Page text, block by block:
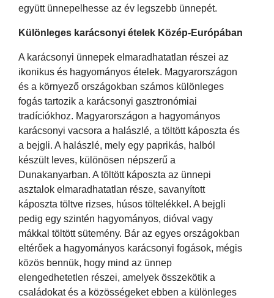
együtt ünnepelhesse az év legszebb ünnepét.
Különleges karácsonyi ételek Közép-Európában
A karácsonyi ünnepek elmaradhatatlan részei az
ikonikus és hagyományos ételek. Magyarországon
és a környező országokban számos különleges
fogás tartozik a karácsonyi gasztronómiai
tradíciókhoz. Magyarországon a hagyományos
karácsonyi vacsora a halászlé, a töltött káposzta és
a bejgli. A halászlé, mely egy paprikás, halból
készült leves, különösen népszerű a
Dunakanyarban. A töltött káposzta az ünnepi
asztalok elmaradhatatlan része, savanyított
káposzta töltve rizses, húsos töltelékkel. A bejgli
pedig egy szintén hagyományos, dióval vagy
mákkal töltött sütemény. Bár az egyes országokban
eltérőek a hagyományos karácsonyi fogások, mégis
közös bennük, hogy mind az ünnep
elengedhetetlen részei, amelyek összekötik a
családokat és a közösségeket ebben a különleges